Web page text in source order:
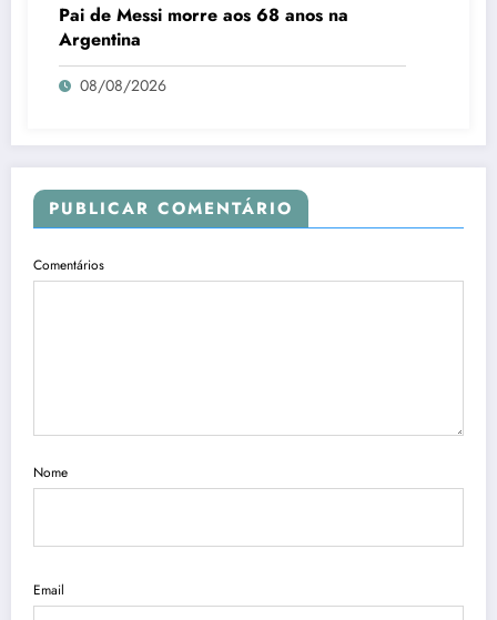
Pai de Messi morre aos 68 anos na
Argentina
08/08/2026
PUBLICAR COMENTÁRIO
Comentários
Nome
Email